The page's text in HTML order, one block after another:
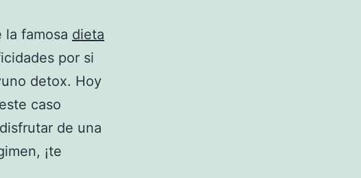
la famosa dieta
por si
detox. Hoy
caso
de una
¡te